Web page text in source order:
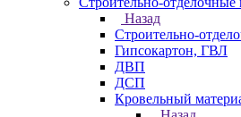
Назад
Строительно-
Гипсокартон, ГВЛ
ДВП
ДСП
Кровельный